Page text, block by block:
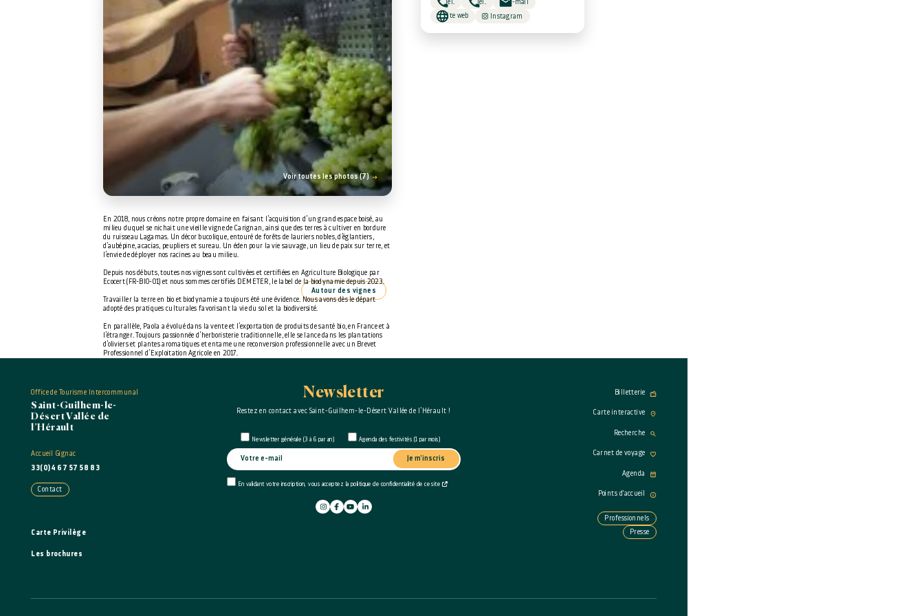
Voir toutes les photos (7)
En 2018, nous créons notre propre domaine en faisant l’acquisition d’un grand espace boisé, au
milieu duquel se nichait une vieille vigne de Carignan, ainsi que des terres à cultiver en bordure
du ruisseau Lagamas. Un décor bucolique, entouré de forêts de lauriers nobles, d’églantiers,
d’aubépine, acacias, peupliers et sureau. Un éden pour la vie sauvage, un lieu de paix sur terre, et
l’envie de déployer nos racines au beau milieu.
Depuis nos débuts, toutes nos vignes sont cultivées et certifiées en Agriculture Biologique par
Ecocert (FR-BIO-01) et nous sommes certifiés DEMETER, le label de la biodynamie depuis 2023.
Travailler la terre en bio et biodynamie a toujours été une évidence. Nous avons dès le départ
adopté des pratiques culturales favorisant la vie du sol et la biodiversité.
En parallèle, Paola a évolué dans la vente et l’exportation de produits de santé bio, en France et à
l’étranger. Toujours passionnée d’herboristerie traditionnelle, elle se lance dans les plantations
d’oliviers et plantes aromatiques et entame une reconversion professionnelle avec un Brevet
Professionnel d’Exploitation Agricole en 2017.
Tél. Tél.
E-mail
Site web
Instagram
Autour des vignes
Office de Tourisme Intercommunal
Saint-Guilhem-le-
Désert Vallée de
l’Hérault
Accueil Gignac
33(0)4 67 57 58 83
Contact
Carte Privilège
Les brochures
Newsletter
Restez en contact avec Saint-Guilhem-le-Désert Vallée de l’Hérault !
Newsletter générale (3 à 6 par an) Agenda des festivités (1 par mois)
En validant votre inscription, vous acceptez la politique de confidentialité de ce site
Je m'inscris
Billetterie
Carte interactive
Recherche
Carnet de voyage
Agenda
Points d'accueil
Professionnels
Presse